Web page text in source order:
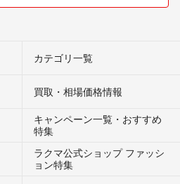
カテゴリ一覧
買取・相場価格情報
キャンペーン一覧・おすすめ
特集
ラクマ公式ショップ ファッシ
ョン特集